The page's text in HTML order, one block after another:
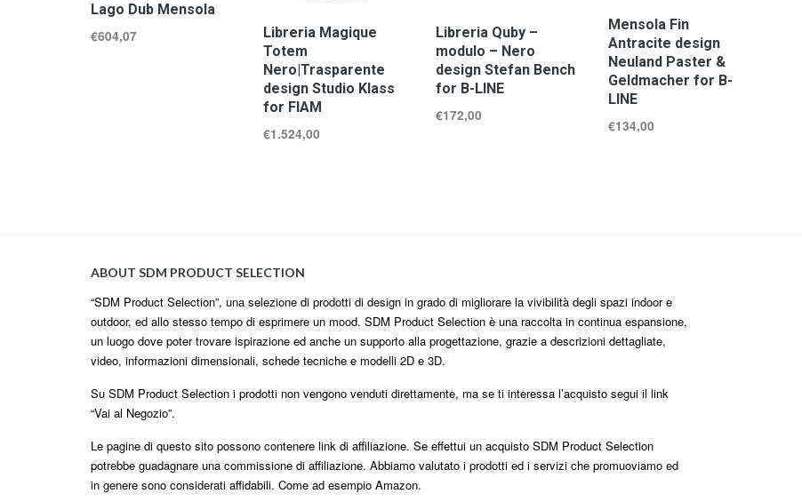
Lago Dub Mensola
€604,07
Libreria Magique
Totem
Nero|Trasparente
design Studio Klass
for FIAM
€1.524,00
Libreria Quby –
modulo – Nero
design Stefan Bench
for B-LINE
€172,00
Mensola Fin
Antracite design
Neuland Paster &
Geldmacher for B-
LINE
€134,00
ABOUT SDM PRODUCT SELECTION
“SDM Product Selection”, una selezione di prodotti di design in grado di migliorare la vivibilità degli spazi indoor e
outdoor, ed allo stesso tempo di esprimere un mood. SDM Product Selection è una raccolta in continua espansione,
un luogo dove poter trovare ispirazione ed anche un supporto alla progettazione, grazie a descrizioni dettagliate,
video, informazioni dimensionali, schede tecniche e modelli 2D e 3D.
Su SDM Product Selection i prodotti non vengono venduti direttamente, ma se ti interessa l’acquisto segui il link
“Vai al Negozio”.
Le pagine di questo sito possono contenere link di affiliazione. Se effettui un acquisto SDM Product Selection
potrebbe guadagnare una commissione di affiliazione. Abbiamo valutato i prodotti ed i servizi che promuoviamo ed
in genere sono considerati affidabili. Come ad esempio Amazon.